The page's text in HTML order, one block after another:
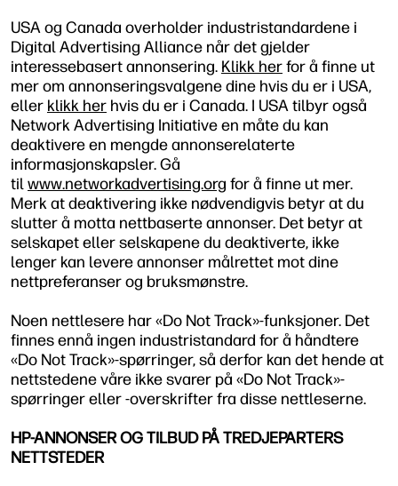
USA og Canada overholder industristandardene i
Digital Advertising Alliance når det gjelder
interessebasert annonsering. Klikk herfor å finne ut
mer om annonseringsvalgene dine hvis du er i USA,
eller klikk her hvis du er i Canada. I USA tilbyr også
Network Advertising Initiative en måte du kan
deaktivere en mengde annonserelaterte
informasjonskapsler. Gå
tilwww.networkadvertising.org for å finne ut mer.
Merk at deaktivering ikke nødvendigvis betyr at du
slutter å motta nettbaserte annonser. Det betyr at
selskapet eller selskapene du deaktiverte, ikke
lenger kan levere annonser målrettet mot dine
nettpreferanser og bruksmønstre.
Noen nettlesere har «Do Not Track»-funksjoner. Det
finnes ennå ingen industristandard for å håndtere
«Do Not Track»-spørringer, så derfor kan det hende at
nettstedene våre ikke svarer på «Do Not Track»-
spørringer eller -overskrifter fra disse nettleserne.
HP-ANNONSER OG TILBUD PÅ TREDJEPARTERS
NETTSTEDER